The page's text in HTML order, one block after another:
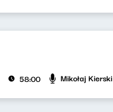
58:00 Mikołaj Kierski